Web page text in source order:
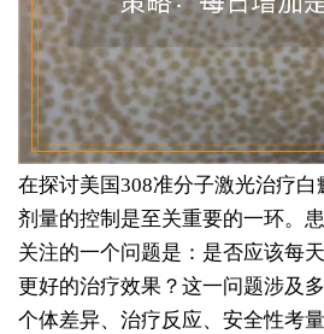
在探讨美国308准分子激光治疗白
剂量的控制是至关重要的一环。
关注的一个问题是：是否应该每
更好的治疗效果？这一问题涉及
个体差异、治疗反应、安全性考